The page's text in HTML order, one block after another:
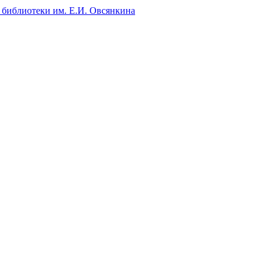
библиотеки им. Е.И. Овсянкина